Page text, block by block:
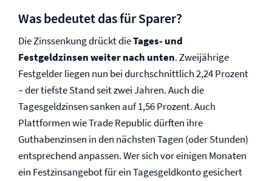
Was bedeutet das für Sparer?
Die Zinssenkung drückt dieTages- und
Festgeldzinsen weiter nach unten. Zweijährige
Festgelder liegen nun bei durchschnittlich 2,24 Prozent
– der tiefste Stand seit zwei Jahren. Auch die
Tagesgeldzinsen sanken auf 1,56 Prozent. Auch
Plattformen wie Trade Republic dürften ihre
Guthabenzinsen in den nächsten Tagen (oder Stunden)
entsprechend anpassen. Wer sich vor einigen Monaten
ein Festzinsangebot für ein Tagesgeldkonto gesichert